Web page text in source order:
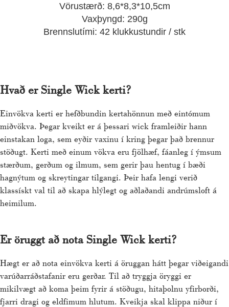
Vörustærð: 8,6*8,3*10,5cm
Vaxþyngd: 290g
Brennslutími: 42 klukkustundir / stk
Hvað er Single Wick kerti?
Einvökva kerti er hefðbundin kertahönnun með eintómum
miðvökva. Þegar kveikt er á þessari wick framleiðir hann
einstakan loga, sem eyðir vaxinu í kring þegar það brennur
stöðugt. Kerti með einum vökva eru fjölhæf, fáanleg í ýmsum
stærðum, gerðum og ilmum, sem gerir þau hentug í bæði
hagnýtum og skreytingar tilgangi. Þeir hafa lengi verið
klassískt val til að skapa hlýlegt og aðlaðandi andrúmsloft á
heimilum.
Er öruggt að nota Single Wick kerti?
Hægt er að nota einvökva kerti á öruggan hátt þegar viðeigandi
varúðarráðstafanir eru gerðar. Til að tryggja öryggi er
mikilvægt að koma þeim fyrir á stöðugu, hitaþolnu yfirborði,
fjarri dragi og eldfimum hlutum. Kveikja skal klippa niður í